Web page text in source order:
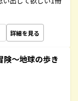
詳細を見る
険～地球の歩き